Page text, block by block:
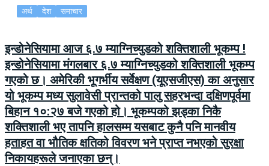
अर्थ देश समाचार
इन्डोनेसियामा आज ६.७ म्याग्निच्युडको शक्तिशाली भूकम्प !
इन्डोनेसियामा मंगलबार ६.७ म्याग्निच्युडको शक्तिशाली भूकम्प
गएको छ। अमेरिकी भूगर्भीय सर्वेक्षण (यूएसजीएस) का अनुसार
यो भूकम्प मध्य सुलावेसी प्रान्तको पालु सहरभन्दा दक्षिणपूर्वमा
बिहान १०:२७ बजे गएको हो। भूकम्पको झड्का निकै
शक्तिशाली भए तापनि हालसम्म यसबाट कुनै पनि मानवीय
हताहत वा भौतिक क्षतिको विवरण भने प्राप्त नभएको सुरक्षा
निकायहरूले जनाएका छन्।